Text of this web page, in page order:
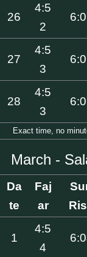
26
4:5
2
27
4:5
3
28
4:5
3
Exact time, no
March -
Da
te
Faj
ar
1
4:5
4